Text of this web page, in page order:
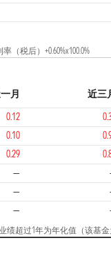
税后）+0.60%x100.0%
月 近三
0.12
0.10
0.29
—
—
—
绩超过1年为年化值（该基